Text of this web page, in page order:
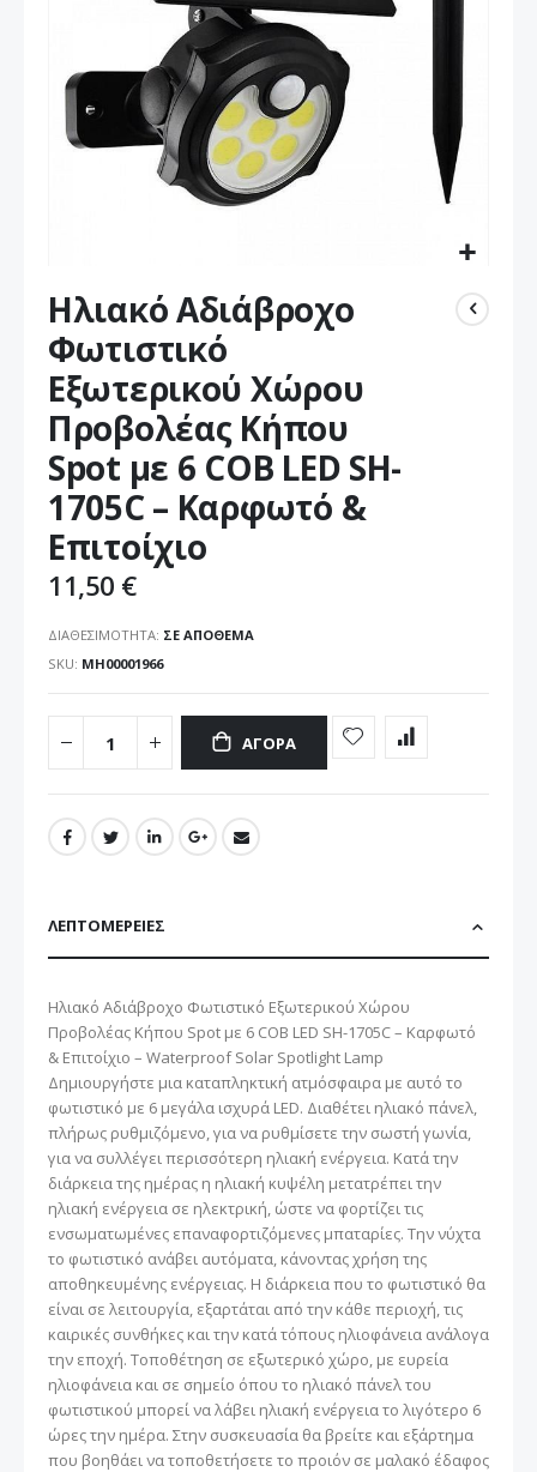
στην
αρχή
της
συλλογής
εικόνων
Ηλιακό Αδιάβροχο
Φωτιστικό
Εξωτερικού Χώρου
Προβολέας Κήπου
Spot με 6 COB LED SH-
1705C – Καρφωτό &
Επιτοίχιο
11,50 €
ΔΙΑΘΕΣΙΜΌΤΗΤΑ: ΣΕ ΑΠΌΘΕΜΑ
SKU ΜΗ00001966
ΑΓΟΡΆ
ΛΕΠΤΟΜΈΡΕΙΕΣ
Ηλιακό Αδιάβροχο Φωτιστικό Εξωτερικού Χώρου
Προβολέας Κήπου Spot με 6 COB LED SH-1705C – Καρφωτό
& Επιτοίχιο – Waterproof Solar Spotlight Lamp
Δημιουργήστε μια καταπληκτική ατμόσφαιρα με αυτό το
φωτιστικό με 6 μεγάλα ισχυρά LED. Διαθέτει ηλιακό πάνελ,
πλήρως ρυθμιζόμενο, για να ρυθμίσετε την σωστή γωνία,
για να συλλέγει περισσότερη ηλιακή ενέργεια. Κατά την
διάρκεια της ημέρας η ηλιακή κυψέλη μετατρέπει την
ηλιακή ενέργεια σε ηλεκτρική, ώστε να φορτίζει τις
ενσωματωμένες επαναφορτιζόμενες μπαταρίες. Την νύχτα
το φωτιστικό ανάβει αυτόματα, κάνοντας χρήση της
αποθηκευμένης ενέργειας. Η διάρκεια που το φωτιστικό θα
είναι σε λειτουργία, εξαρτάται από την κάθε περιοχή, τις
καιρικές συνθήκες και την κατά τόπους ηλιοφάνεια ανάλογα
την εποχή. Τοποθέτηση σε εξωτερικό χώρο, με ευρεία
ηλιοφάνεια και σε σημείο όπου το ηλιακό πάνελ του
φωτιστικού μπορεί να λάβει ηλιακή ενέργεια το λιγότερο 6
ώρες την ημέρα. Στην συσκευασία θα βρείτε και εξάρτημα
που βοηθάει να τοποθετήσετε το προιόν σε μαλακό έδαφος